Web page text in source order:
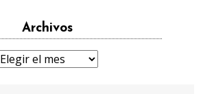
Archivos
Archivos